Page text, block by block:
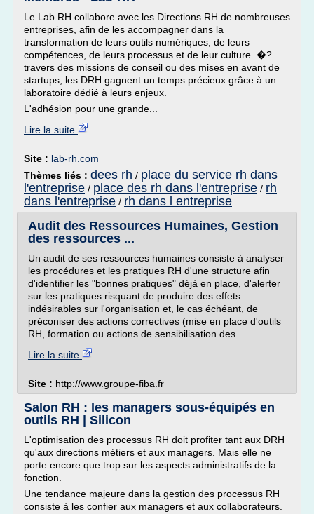
Le Lab RH collabore avec les Directions RH de nombreuses
entreprises, afin de les accompagner dans la
transformation de leurs outils numériques, de leurs
compétences, de leurs processus et de leur culture. �?
travers des missions de conseil ou des mises en avant de
startups, les DRH gagnent un temps précieux grâce à un
laboratoire dédié à leurs enjeux.
L'adhésion pour une grande...
Lire la suite
Site : lab-rh.com
Thèmes liés : dees rh / place du service rh dans
l'entreprise / place des rh dans l'entreprise / rh
dans l'entreprise / rh dans l entreprise
Audit des Ressources Humaines, Gestion
des ressources ...
Un audit de ses ressources humaines consiste à analyser
les procédures et les pratiques RH d'une structure afin
d'identifier les "bonnes pratiques" déjà en place, d'alerter
sur les pratiques risquant de produire des effets
indésirables sur l'organisation et, le cas échéant, de
préconiser des actions correctives (mise en place d'outils
RH, formation ou actions de sensibilisation des...
Lire la suite
Site : http://www.groupe-fiba.fr
Salon RH : les managers sous-équipés en
outils RH | Silicon
L'optimisation des processus RH doit profiter tant aux DRH
qu'aux directions métiers et aux managers. Mais elle ne
porte encore que trop sur les aspects administratifs de la
fonction.
Une tendance majeure dans la gestion des processus RH
consiste à les confier aux managers et aux collaborateurs.